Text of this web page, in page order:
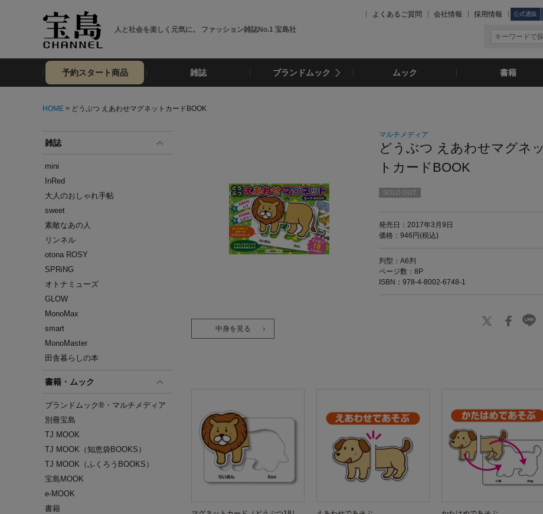
人と社会を楽しく元気に。 ファッション雑誌No.1 宝島社
よくあるご質問 会社情報 採用情報 公式通販
予約スタート商品 雑誌 ブランドムック ムック 書籍
HOME > どうぶつ えあわせマグネットカードBOOK
雑誌
mini
InRed
大人のおしゃれ手帖
sweet
素敵なあの人
リンネル
otona ROSY
SPRiNG
オトナミューズ
GLOW
MonoMax
smart
MonoMaster
田舎暮らしの本
書籍・ムック
ブランドムック®・マルチメディア
別冊宝島
TJ MOOK
TJ MOOK（知恵袋BOOKS）
TJ MOOK（ふくろうBOOKS）
宝島MOOK
e-MOOK
書籍
中身を見る
マルチメディア
どうぶつ えあわせマグネッ
トカードBOOK
SOLD OUT
発売日：2017年3月9日
価格：946円(税込)
判型：A6判
ページ数：8P
ISBN：978-4-8002-6748-1